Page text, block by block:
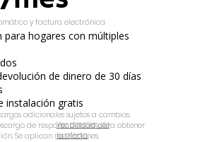
y factura electrónica
para hogares con múltiples
de dinero de 30 días
instalación gratis
adicionales sujetos a cambios.
de responsabilidad para obtener
Se aplican restricciones.
Ver detalles de
la oferta.